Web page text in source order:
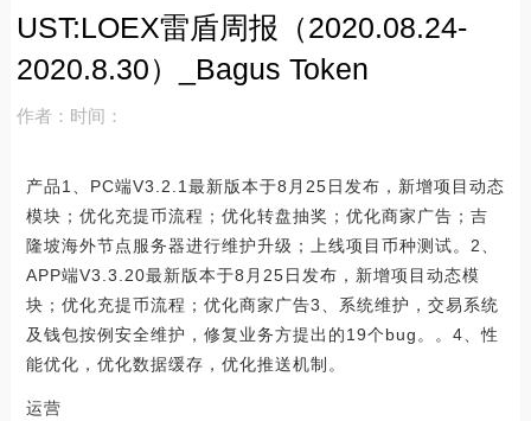
UST:LOEX雷盾周报（2020.08.24-
2020.8.30）_Bagus Token
作者： 时间：
产品1、PC端V3.2.1最新版本于8月25日发布，新增项目动态
模块；优化充提币流程；优化转盘抽奖；优化商家广告；吉
隆坡海外节点服务器进行维护升级；上线项目币种测试。2、
APP端V3.3.20最新版本于8月25日发布，新增项目动态模
块；优化充提币流程；优化商家广告3、系统维护，交易系统
及钱包按例安全维护，修复业务方提出的19个bug。。4、性
能优化，优化数据缓存，优化推送机制。
运营